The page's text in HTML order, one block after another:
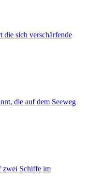
die sich verschärfende
die auf dem Seeweg
zwei Schiffe im